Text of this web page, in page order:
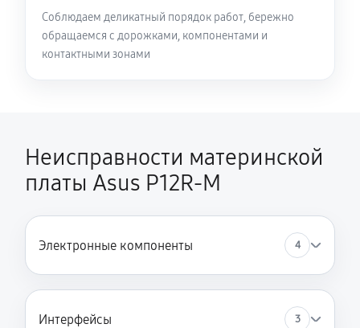
Соблюдаем деликатный порядок работ, бережно
обращаемся с дорожками, компонентами и
контактными зонами
Неисправности материнской
платы Asus P12R-M
Электронные компоненты 4
Интерфейсы 3